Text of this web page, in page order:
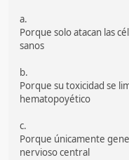
a.
Porque solo atacan las
sanos
b.
Porque su toxicidad se
hematopoyético
c.
Porque únicamente
nervioso central